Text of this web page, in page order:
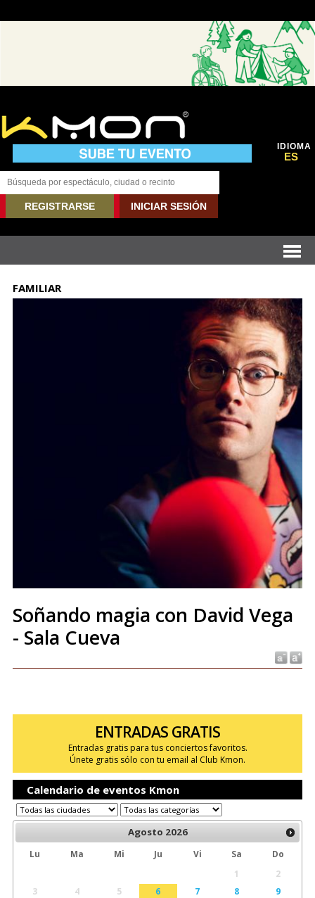
IDIOMA
ES
REGISTRARSE INICIAR SESIÓN
FAMILIAR
Soñando magia con David Vega
- Sala Cueva
ENTRADAS GRATIS
Entradas gratis para tus conciertos favoritos.
Únete gratis sólo con tu email al Club Kmon.
Calendario de eventos Kmon
Agosto 2026
Lu Ma Mi Ju Vi Sa
Do
1
2
3
4 5 6 7 8
9